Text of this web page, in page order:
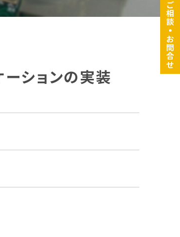
ションの実装
ご相談
・
お問合せ